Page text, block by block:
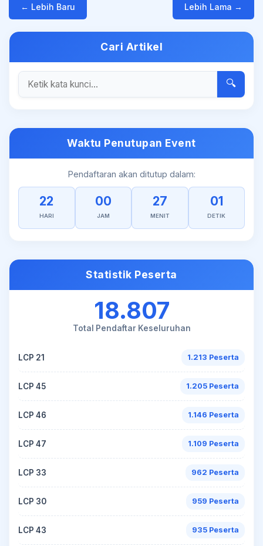
← Lebih Baru Lebih Lama →
Cari Artikel
🔍
Waktu Penutupan Event
Pendaftaran akan ditutup dalam:
22
HARI
00
JAM
27
MENIT
01
DETIK
Statistik Peserta
18.807
Total Pendaftar Keseluruhan
LCP 21 1.213 Peserta
LCP 45 1.205 Peserta
LCP 46 1.146 Peserta
LCP 47 1.109 Peserta
LCP 33 962 Peserta
LCP 30 959 Peserta
LCP 43 935 Peserta